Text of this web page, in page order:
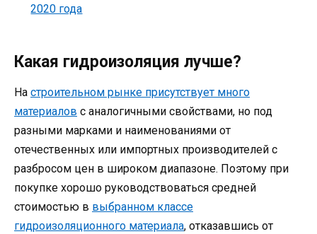
Какая гидроизоляция лучше?
На строительном рынке присутствует много
материалов с аналогичными свойствами, но под
разными марками и наименованиями от
отечественных или импортных производителей с
разбросом цен в широком диапазоне. Поэтому при
покупке хорошо руководствоваться средней
стоимостью в выбранном классе
гидроизоляционного материала, отказавшись от